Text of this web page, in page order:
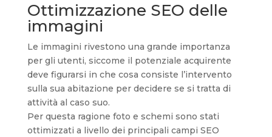
Ottimizzazione SEO delle
immagini
Le immagini rivestono una grande importanza
per gli utenti, siccome il potenziale acquirente
deve figurarsi in che cosa consiste l’intervento
sulla sua abitazione per decidere se si tratta di
attività al caso suo.
Per questa ragione foto e schemi sono stati
ottimizzati a livello dei principali campi SEO